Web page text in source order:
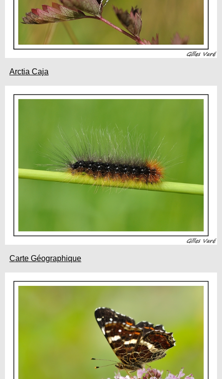
Arctia Caja
Carte Géographique